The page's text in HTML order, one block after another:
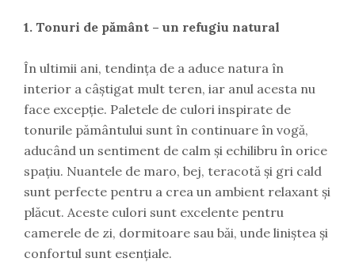
1. Tonuri de pământ – un refugiu natural
În ultimii ani, tendința de a aduce natura în
interior a câștigat mult teren, iar anul acesta nu
face excepție. Paletele de culori inspirate de
tonurile pământului sunt în continuare în vogă,
aducând un sentiment de calm și echilibru în orice
spațiu. Nuantele de maro, bej, teracotă și gri cald
sunt perfecte pentru a crea un ambient relaxant și
plăcut. Aceste culori sunt excelente pentru
camerele de zi, dormitoare sau băi, unde liniștea și
confortul sunt esențiale.